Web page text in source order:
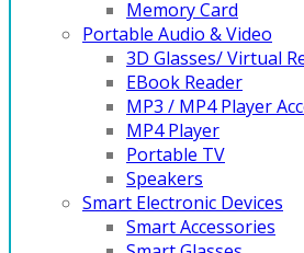
Memory Card
Portable Audio & Video
3D Glasses/ Virtual
EBook Reader
MP3 / MP4 Player
MP4 Player
Portable TV
Speakers
Smart Electronic Devices
Smart Accessories